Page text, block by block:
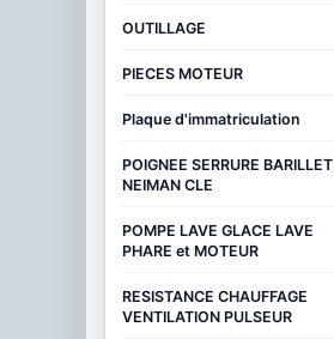
OUTILLAGE
PIECES MOTEUR
Plaque d'immatriculation
POIGNEE SERRURE BARILLET
NEIMAN CLE
POMPE LAVE GLACE LAVE
PHARE et MOTEUR
RESISTANCE CHAUFFAGE
VENTILATION PULSEUR